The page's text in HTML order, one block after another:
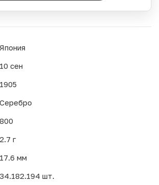
акции:
Япония
10 сен
1905
Серебро
800
2.7 г
17.6 мм
34.182.194 шт.